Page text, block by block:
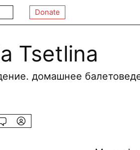
Donate
Tsetlina
домашнее